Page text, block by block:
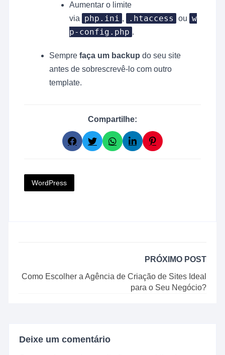
Aumentar o limite
via
php.ini , .htaccess ou
w
p-config.php .
Semprefaça um backup do seu site
antes de sobrescrevê-lo com outro
template.
Compartilhe:
WordPress
PRÓXIMO POST
Como Escolher a Agência de Criação de Sites Ideal
para o Seu Negócio?
Deixe um comentário